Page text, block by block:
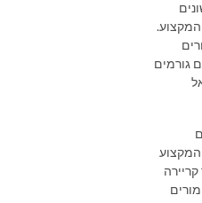
המקצוע.
גורמים
אחרת. משתתפי המחקר היו 10 מורים